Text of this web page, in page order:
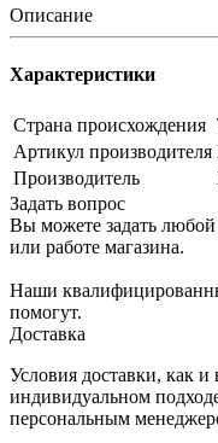
Описание
Характеристики
Страна происхождения
Артикул производителя
Производитель
Задать вопрос
Вы можете задать
или работе магазина.
Наши
помогут.
Доставка
Условия доставки, как и
индивидуальном
персональным